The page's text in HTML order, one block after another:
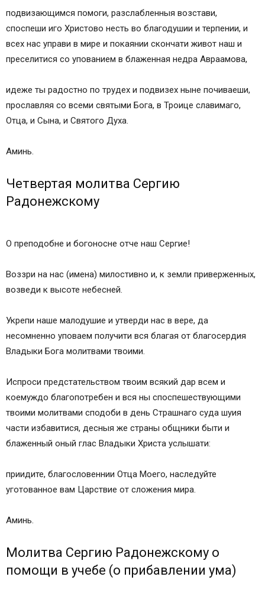
подвизающимся помоги, разслабленныя возстави,
споспеши иго Христово несть во благодушии и терпении, и
всех нас управи в мире и покаянии скончати живот наш и
преселитися со упованием в блаженная недра Авраамова,
идеже ты радостно по трудех и подвизех ныне почиваеши,
прославляя со всеми святыми Бога, в Троице славимаго,
Отца, и Сына, и Святого Духа.
Аминь.
Четвертая молитва Сергию
Радонежскому
О преподобне и богоносне отче наш Сергие!
Воззри на нас (имена) милостивно и, к земли приверженных,
возведи к высоте небесней.
Укрепи наше малодушие и утверди нас в вере, да
несомненно уповаем получити вся благая от благосердия
Владыки Бога молитвами твоими.
Испроси предстательством твоим всякий дар всем и
коемуждо благопотребен и вся ны споспешествующими
твоими молитвами сподоби в день Страшнаго суда шуия
части избавитися, десныя же страны общники быти и
блаженный оный глас Владыки Христа услышати:
приидите, благословеннии Отца Моего, наследуйте
уготованное вам Царствие от сложения мира.
Аминь.
Молитва Сергию Радонежскому о
помощи в учебе (о прибавлении ума)